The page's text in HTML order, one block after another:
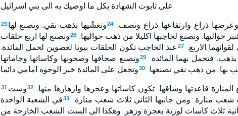
على تابوت الشهادة بكل ما اوصيك به الى بني اسرائيل
23 ذراع وارتفاعها ذراع ونصف. 24وتغشّيها بذهب نقي. وتصنع لها
حواليها. وتصنع لحاجبها اكليلا من ذهب حواليها. 26وتصنع لها اربع حلقات
الاربع. 27 عند الحاجب تكون الحلقات بيوتا لعصوين لحمل المائدة.
فتحمل بهما المائدة. 29وتصنع صحافها وصحونها وكاساتها وجاماتها
بها. من ذهب نقي تصنعها. 30وتجعل على المائدة خبز الوجوه امامي دائما
31 قاعدتها وساقها. تكون كاساتها وعجرها وازهارها منها. 32وست
شعب منارة. ومن جانبها الثاني ثلاث شعب منارة.
33في الشعبة الواحدة
ثلاث كاسات لوزية بعجرة وزهر. وهكذا الى الست الشعب الخارجة من